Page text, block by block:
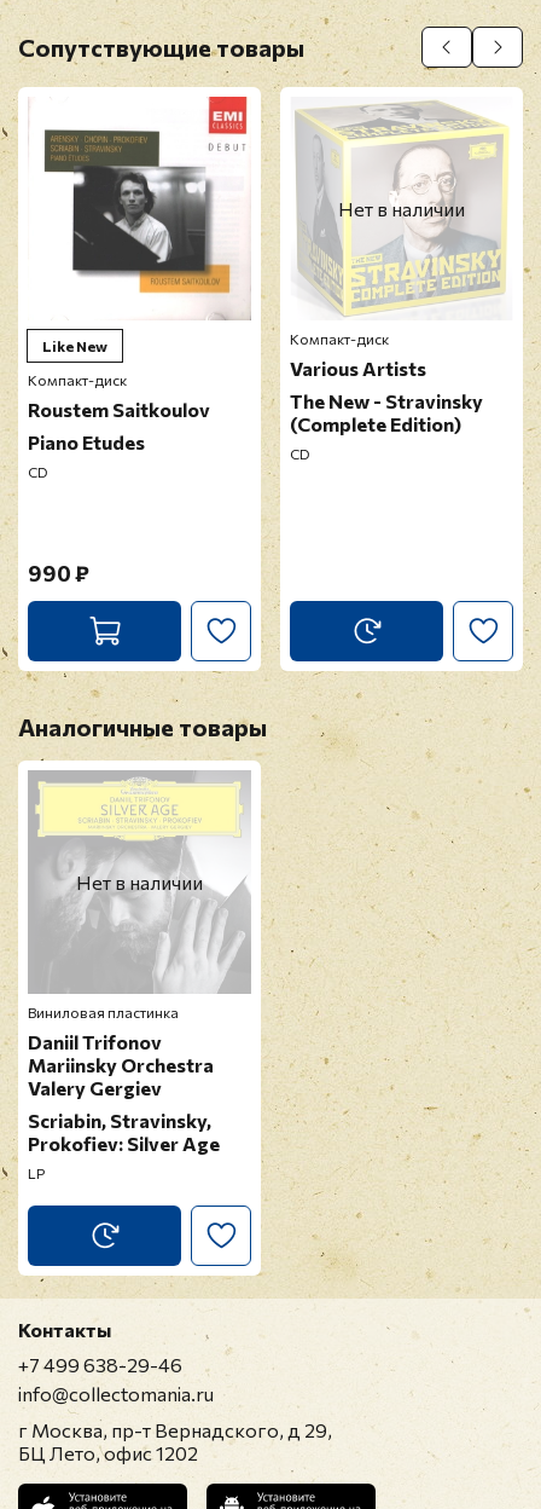
9. IIa. Andante
10. IIb. Variation 1
11. IIc. Variation 2
12. IId. Variation 3
13. IIe. Variation 4 - Tempo 1. Andante
14. III. Allegro moderato
Оставить отзыв
Перед публикацией отзывы проходят
модерацию
Сопутствующие товары
Like New
Компакт-диск
Roustem Saitkoulov
Piano Etudes
CD
990 ₽
Нет в наличии
Компакт-диск
Various Artists
The New - Stravinsky
(Complete Edition)
CD
Аналогичные товары
Нет в наличии
Виниловая пластинка
Daniil Trifonov
Mariinsky Orchestra
Valery Gergiev
Scriabin, Stravinsky,
Prokofiev: Silver Age
LP
Контакты
+7 499 638-29-46
info@collectomania.ru
г Москва, пр-т Вернадского, д 29,
БЦ Лето, офис 1202